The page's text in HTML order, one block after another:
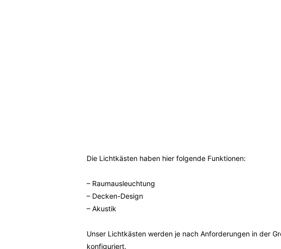
Die Lichtkästen haben hier folgende Funktionen:
– Raumausleuchtung
– Decken-Design
– Akustik
Unser Lichtkästen werden je nach Anforderungen in der
konfiguriert.